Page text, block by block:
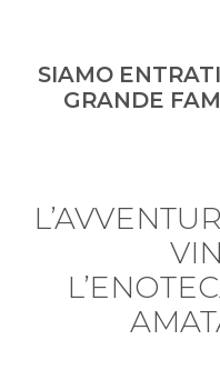
SIAMO
GRANDE